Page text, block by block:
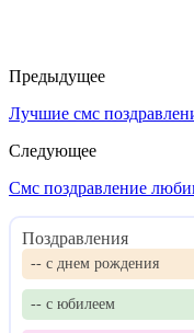
Предыдущее
Лучшие смс
Следующее
Смс поздравление
Поздравления
-- с днем рождения
-- с юбилеем